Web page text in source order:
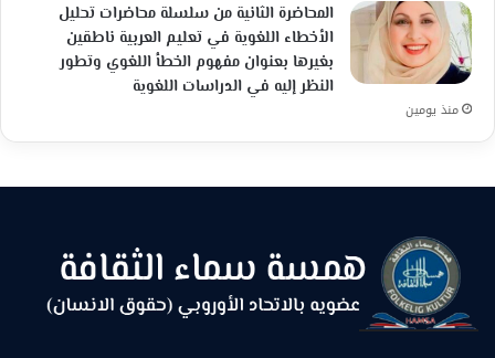
المحاضرة الثانية من سلسلة محاضرات تحليل
الأخطاء اللغوية في تعليم العربية ناطقين
بغيرها بعنوان مفهوم الخطأ اللغوي وتطور
النظر إليه في الدراسات اللغوية
منذ يومين